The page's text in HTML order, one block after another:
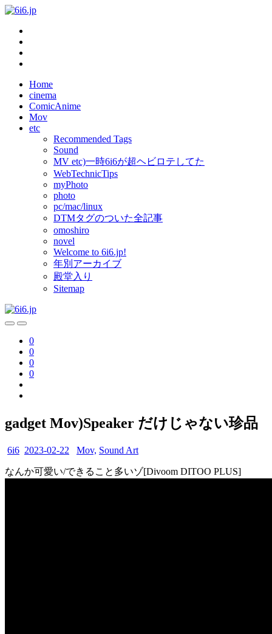
Home
cinema
ComicAnime
Mov
etc
Recommended Tags
Sound
MV etc)一時6i6が超ヘビロテしてた
WebTechnicTips
myPhoto
photo
pc/mac/linux
DTMタグのついた全記事
omoshiro
novel
Welcome to 6i6.jp!
年別アーカイブ
殿堂入り
Sitemap
0
0
0
0
gadget Mov)Speaker だけじゃない珍品
6i6 2023-02-22 Mov, Sound Art
なんか可愛い/できること多いゾ[Divoom DITOO PLUS]